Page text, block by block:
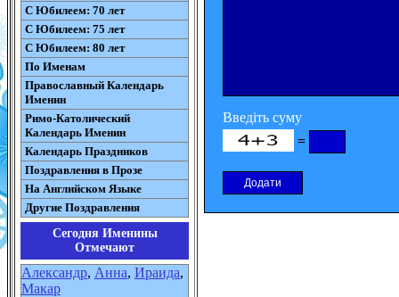
С Юбилеем: 70 лет
С Юбилеем: 75 лет
С Юбилеем: 80 лет
По Именам
Православный Календарь
Именин
Римо-Католический
Календарь Именин
Календарь Праздников
Поздравления в Прозе
На Английском Языке
Другие Поздравления
Сегодня Именины
Отмечают
Александр, Анна, Ираида,
Макар
Введіть суму
=